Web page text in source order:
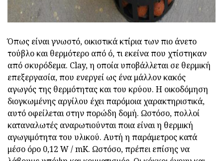
Όπως είναι γνωστό, οικιστικά κτίρια των πιο άνετο
τούβλο και θερμότερο από ό, τι εκείνα που χτίστηκαν
από σκυρόδεμα. Clay, η οποία υποβάλλεται σε θερμική
επεξεργασία, που ενεργεί ως ένα μάλλον κακός
αγωγός της θερμότητας και του κρύου. Η οικοδόμηση
διογκωμένης αργίλου έχει παρόμοια χαρακτηριστικά,
αυτό οφείλεται στην πορώδη δομή. Ωστόσο, πολλοί
καταναλωτές αναρωτιούνται ποια είναι η θερμική
αγωγιμότητα του υλικού. Αυτή η παράμετρος κατά
μέσο όρο 0,12 W / mK. Ωστόσο, πρέπει επίσης να